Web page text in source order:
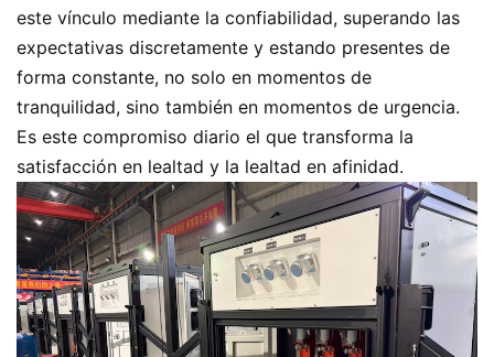
este vínculo mediante la confiabilidad, superando las
expectativas discretamente y estando presentes de
forma constante, no solo en momentos de
tranquilidad, sino también en momentos de urgencia.
Es este compromiso diario el que transforma la
satisfacción en lealtad y la lealtad en afinidad.